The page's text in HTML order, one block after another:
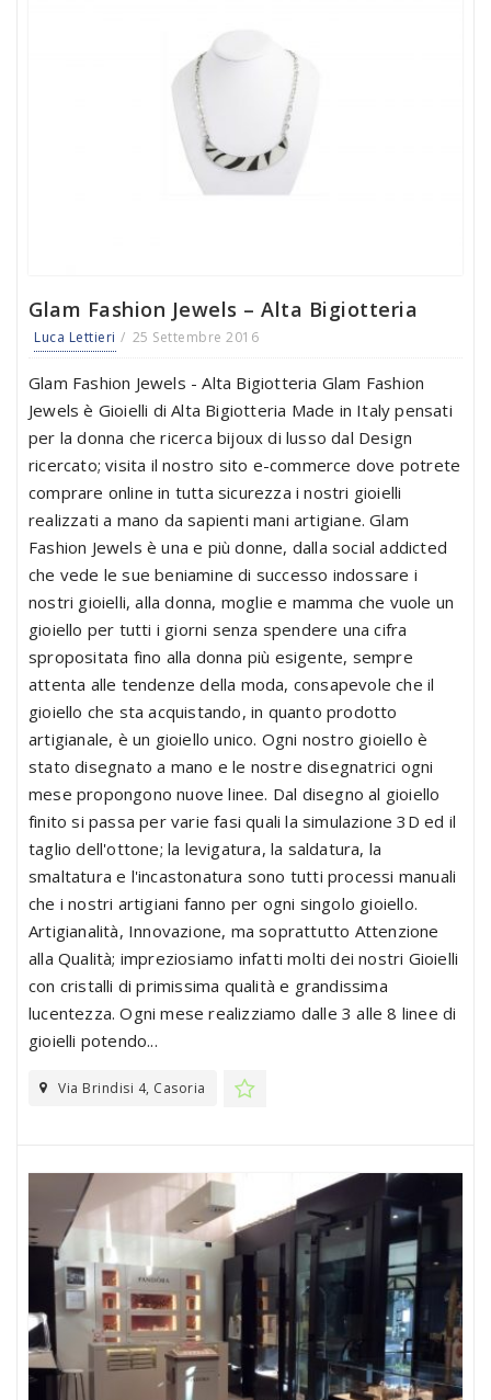
Glam Fashion Jewels – Alta Bigiotteria
Luca Lettieri 25 Settembre 2016
Glam Fashion Jewels - Alta Bigiotteria Glam Fashion
Jewels è Gioielli di Alta Bigiotteria Made in Italy pensati
per la donna che ricerca bijoux di lusso dal Design
ricercato; visita il nostro sito e-commerce dove potrete
comprare online in tutta sicurezza i nostri gioielli
realizzati a mano da sapienti mani artigiane. Glam
Fashion Jewels è una e più donne, dalla social addicted
che vede le sue beniamine di successo indossare i
nostri gioielli, alla donna, moglie e mamma che vuole un
gioiello per tutti i giorni senza spendere una cifra
spropositata fino alla donna più esigente, sempre
attenta alle tendenze della moda, consapevole che il
gioiello che sta acquistando, in quanto prodotto
artigianale, è un gioiello unico. Ogni nostro gioiello è
stato disegnato a mano e le nostre disegnatrici ogni
mese propongono nuove linee. Dal disegno al gioiello
finito si passa per varie fasi quali la simulazione 3D ed il
taglio dell'ottone; la levigatura, la saldatura, la
smaltatura e l'incastonatura sono tutti processi manuali
che i nostri artigiani fanno per ogni singolo gioiello.
Artigianalità, Innovazione, ma soprattutto Attenzione
alla Qualità; impreziosiamo infatti molti dei nostri Gioielli
con cristalli di primissima qualità e grandissima
lucentezza. Ogni mese realizziamo dalle 3 alle 8 linee di
gioielli potendo...
Via Brindisi 4, Casoria